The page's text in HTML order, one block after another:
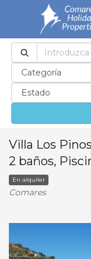
Villa Los
2 baños,
En alquiler
Comares